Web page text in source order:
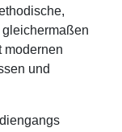
modernen
und